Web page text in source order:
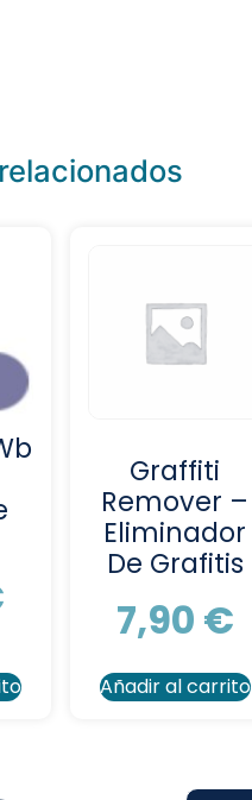
Graffiti
Remover –
Eliminador
De Grafitis
7,90 €
Añadir al carrito